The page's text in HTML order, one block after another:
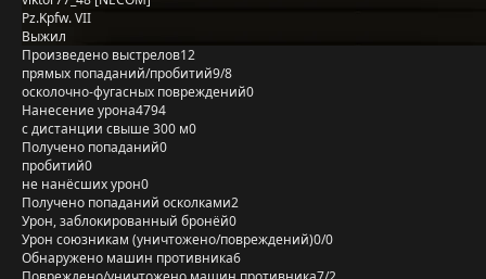
Pz.Kpfw. VII
Выжил
Произведено выстрелов12
прямых попаданий/пробитий9/8
осколочно-фугасных повреждений0
Нанесение урона4794
с дистанции свыше 300 м0
Получено попаданий0
пробитий0
не нанёсших урон0
Получено попаданий осколками2
Урон, заблокированный бронёй0
Урон союзникам (уничтожено/повреждений)0/0
Обнаружено машин противника6